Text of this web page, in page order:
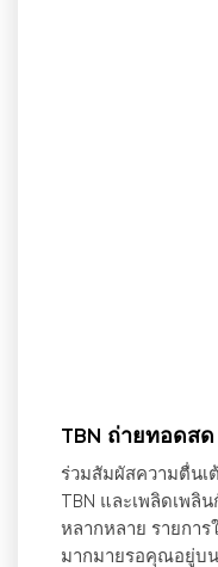
TBN ถ่ายทอดสด
ร่วมสัมผัสความตื่นเ
TBN และเพลิดเพ
หลากหลาย รายการ
มากมายรอคุณอยู่บน